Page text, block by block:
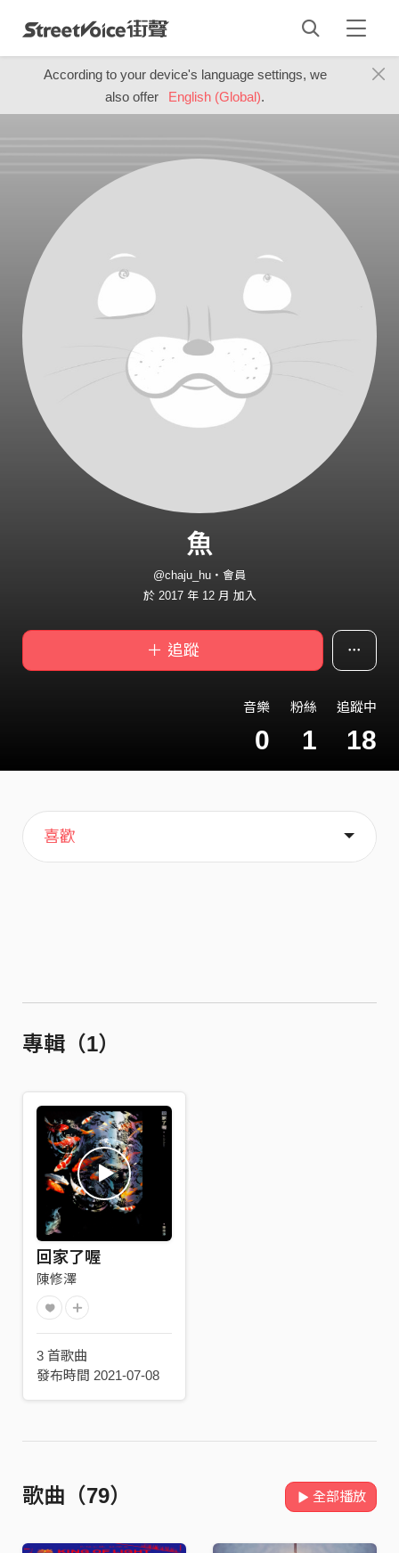
According to your device's language settings, we
also offer
English (Global).
魚
@chaju_hu・會員
於 2017 年 12 月 加入
＋ 追蹤
音樂
0
粉絲
1
追蹤中
18
主頁
歌單
喜歡
關於
專輯（1）
回家了喔
陳修澤
3 首歌曲
發布時間 2021-07-08
歌曲（79） 全部播放